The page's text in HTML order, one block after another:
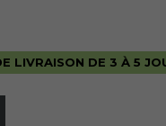
LIVRAISON DE 3 À 5